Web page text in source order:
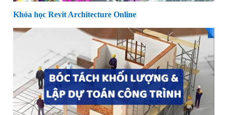
Khóa học Revit Architecture Online